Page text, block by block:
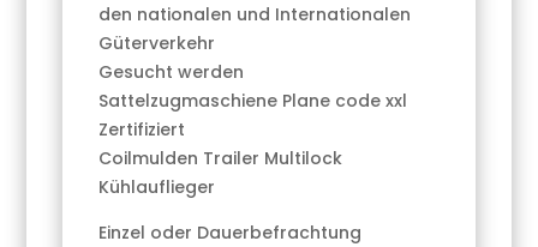
den nationalen und Internationalen
Güterverkehr
Gesucht werden
Sattelzugmaschiene Plane code xxl
Zertifiziert
Coilmulden Trailer Multilock
Kühlauflieger
Einzel oder Dauerbefrachtung